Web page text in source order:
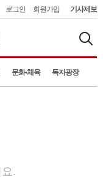
로그인 회원가입 기사제보
문화•체육 독자광장